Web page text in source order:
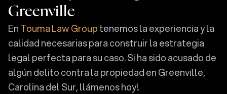
Greenville
EnTouma Law Grouptenemos la experiencia y la
calidad necesarias para construir la estrategia
legal perfecta para su caso. Si ha sido acusado de
algún delito contra la propiedad en Greenville,
Carolina del Sur, llámenos hoy!.